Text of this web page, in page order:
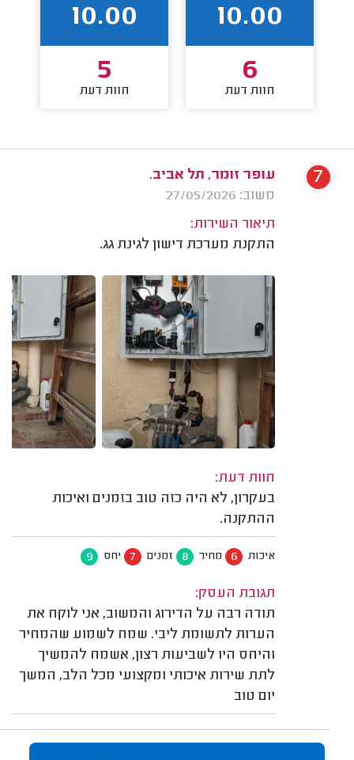
10.00
6
חוות דעת
10.00
5
חוות דעת
עופר זומר, תל אביב.
משוב: 27/05/2026
תיאור השירות:
התקנת מערכת דישון לגינת גג.
חוות דעת:
בעקרון, לא היה כזה טוב בזמנים ואיכות
ההתקנה.
איכות 6 מחיר 8 זמנים 7 יחס 9
תגובת העסק:
תודה רבה על הדירוג והמשוב, אני לוקח את
הערות לתשומת ליבי. שמח לשמוע שהמחיר
והיחס היו לשביעות רצון, אשמח להמשיך
לתת שירות איכותי ומקצועי מכל הלב, המשך
יום טוב
7